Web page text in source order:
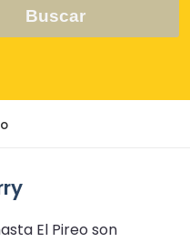
Buscar
El Pireo son